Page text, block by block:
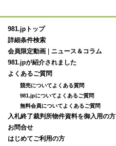
981.jpトップ
詳細条件検索
会員限定動画
ニュース＆コラム
981.jpが紹介されました
よくあるご質問
競売についてよくある質問
981.jpについてよくあるご質問
無料会員についてよくあるご質問
入札終了裁判所物件資料を御入用の方
お問合せ
はじめてご利用の方